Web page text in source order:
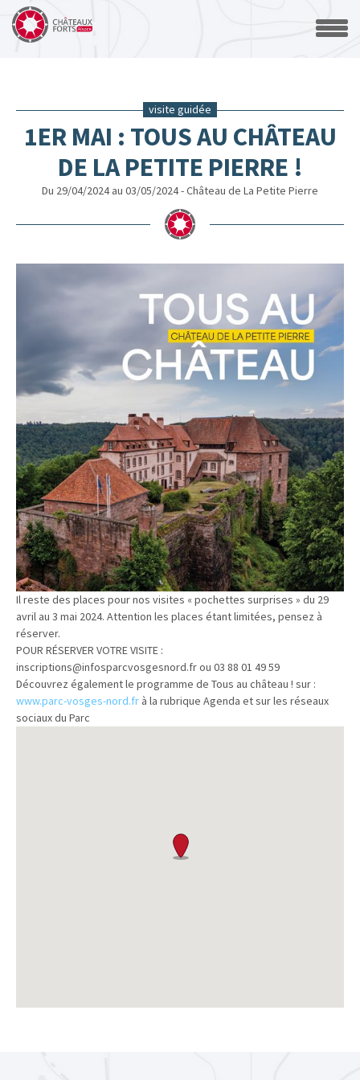
visite guidée
1ER MAI : TOUS AU CHÂTEAU
DE LA PETITE PIERRE !
Du 29/04/2024 au 03/05/2024 - Château de La Petite Pierre
Il reste des places pour nos visites « pochettes surprises » du 29
avril au 3 mai 2024. Attention les places étant limitées, pensez à
réserver.
POUR RÉSERVER VOTRE VISITE :
inscriptions@infosparcvosgesnord.fr ou 03 88 01 49 59
Découvrez également le programme de Tous au château ! sur :
www.parc-vosges-nord.fr à la rubrique Agenda et sur les réseaux
sociaux du Parc